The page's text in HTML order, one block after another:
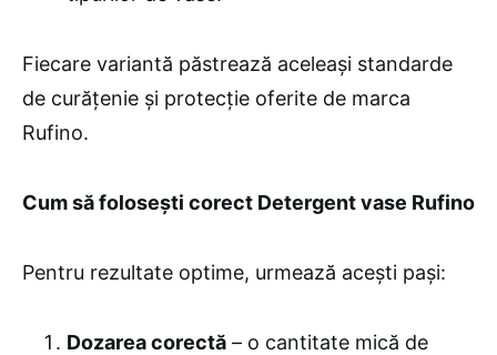
Fiecare variantă păstrează aceleași standarde
de curățenie și protecție oferite de marca
Rufino.
Cum să folosești corect Detergent vase Rufino
Pentru rezultate optime, urmează acești pași:
Dozarea corectă – o cantitate mică de